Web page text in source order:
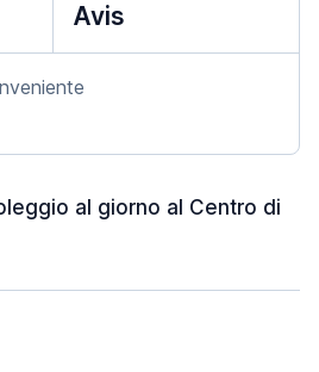
Avis
al giorno al Centro di